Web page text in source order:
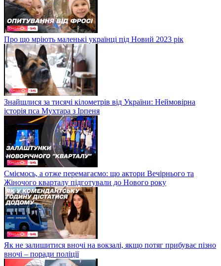
Про що мріють маленькі українці під Новий 2023 рік
Знайшлися за тисячі кілометрів від України: Неймовірна
історія пса Мухтара з Ірпеня
Сміємось, а отже перемагаємо: що актори Вечірнього та
Жіночого кварталу підготували до Нового року
Як не залишитися вночі на вокзалі, якщо потяг прибуває пізно
вночі – поради поліції